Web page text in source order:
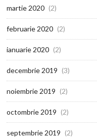
martie 2020 (2)
februarie 2020 (2)
ianuarie 2020 (2)
decembrie 2019 (3)
noiembrie 2019 (2)
octombrie 2019 (2)
septembrie 2019 (2)